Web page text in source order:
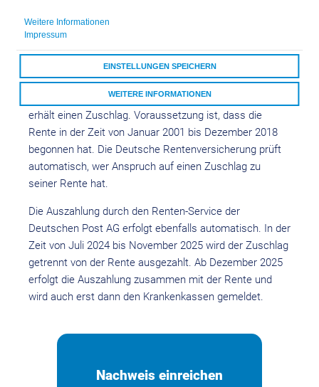
Weitere Informationen
Impressum
EINSTELLUNGEN SPEICHERN
WEITERE INFORMATIONEN
ALLE COOKIES AKZEPTIEREN
Rentnerinnen und Rentner umgesetzt:Wer eine volle
oder Teil-Erwerbsminderungsrente oder eine sich daran
anschließende Alters- oder Hinterbliebenenrente bezieht,
erhält einen Zuschlag. Voraussetzung ist, dass die
Rente in der Zeit von Januar 2001 bis Dezember 2018
begonnen hat. Die Deutsche Rentenversicherung prüft
automatisch, wer Anspruch auf einen Zuschlag zu
seiner Rente hat.
Die Auszahlung durch den Renten-Service der
Deutschen Post AG erfolgt ebenfalls automatisch. In der
Zeit von Juli 2024 bis November 2025 wird der Zuschlag
getrennt von der Rente ausgezahlt. Ab Dezember 2025
erfolgt die Auszahlung zusammen mit der Rente und
wird auch erst dann den Krankenkassen gemeldet.
Nachweis einreichen